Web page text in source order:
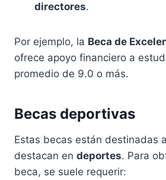
directores.
Por ejemplo, la Beca de
ofrece apoyo financiero a
promedio de 9.0 o más.
Becas deportivas
Estas becas están destinadas
destacan en deportes. Para
beca, se suele requerir: